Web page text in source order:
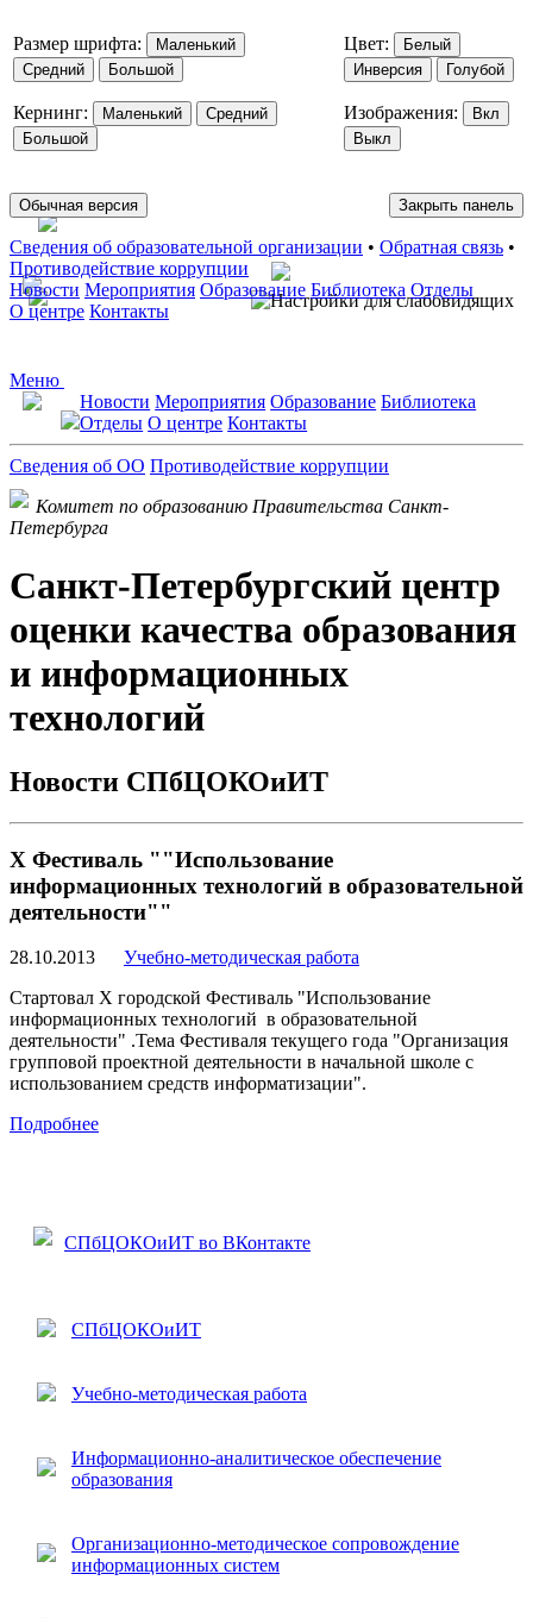
Размер шрифта:
Маленький
Средний
Большой
Кернинг: Маленький
Средний
Большой
Цвет:
Белый
Инверсия
Голубой
Изображения:
Вкл
Выкл
Обычная версия Закрыть панель
Сведения об образовательной организации • Обратная связь •
Противодействие коррупции
Новости Мероприятия Образование Библиотека Отделы
О центре Контакты
Меню
Новости Мероприятия Образование Библиотека
Отделы О центре Контакты
Сведения об ОО Противодействие коррупции
Комитет по образованию Правительства Санкт-
Петербурга
Санкт-Петербургский центр
оценки качества образования
и информационных
технологий
Новости СПбЦОКОиИТ
Х Фестиваль ""Использование
информационных технологий в образовательной
деятельности""
28.10.2013
Учебно-методическая работа
Стартовал Х городской Фестиваль "Использование
информационных технологий в образовательной
деятельности" .Тема Фестиваля текущего года "Организация
групповой проектной деятельности в начальной школе с
использованием средств информатизации".
Подробнее
СПбЦОКОиИТ во ВКонтакте
СПбЦОКОиИТ
Учебно-методическая работа
Информационно-аналитическое обеспечение
образования
Организационно-методическое сопровождение
информационных систем